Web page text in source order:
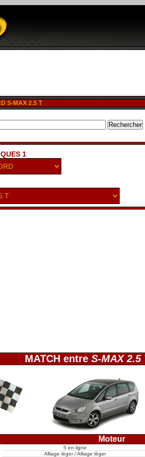
S-MAX 2.5 T
1
MATCH entre S-MAX 2.5
Moteur
5 en ligne
Alliage léger / Alliage léger